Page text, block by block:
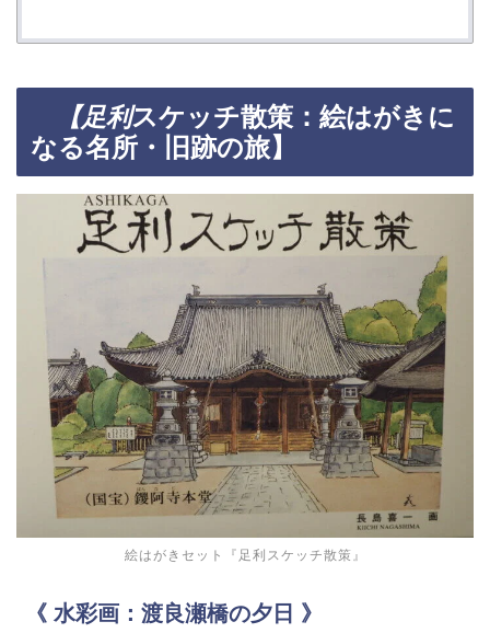
【足利スケッチ散策：絵はがきに
なる名所・旧跡の旅】
絵はがきセット『足利スケッチ散策』
《 水彩画：渡良瀬橋の夕日 》